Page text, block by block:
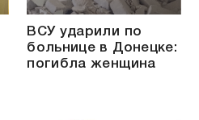
ВСУ ударили по
больнице в Донецке:
погибла женщина